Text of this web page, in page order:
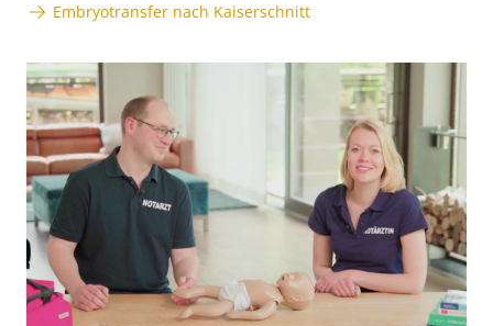
Embryotransfer nach Kaiserschnitt